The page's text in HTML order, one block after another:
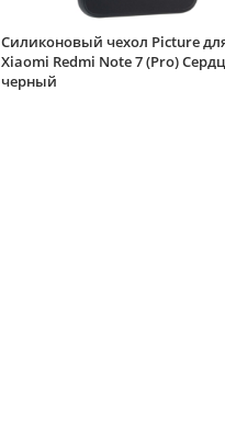
Силиконовый чехол Picture
Xiaomi Redmi Note 7 (Pro)
черный